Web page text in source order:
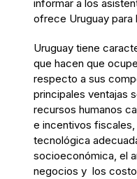
informar a los
ofrece Uruguay para
Uruguay tiene
que hacen que
respecto a sus
principales ventajas
recursos humanos
e incentivos
tecnológica
socioeconómica, el
negocios y los